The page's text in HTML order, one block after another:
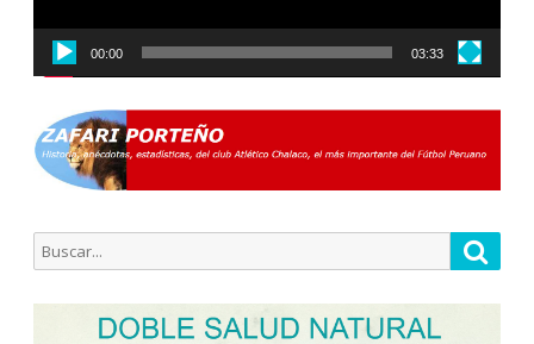
00:00 03:33
Buscar
por: